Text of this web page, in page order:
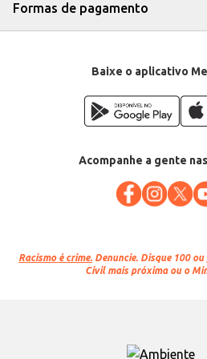
comércio. Sua procedência e
confiança e bom rendimento.
Marca: Oliveira da Serra
Formas de pagamento
Baixe o aplicativo
Acompanhe a gente
Racismo é crime. Denuncie. Disque 100
Civil mais próxima ou o